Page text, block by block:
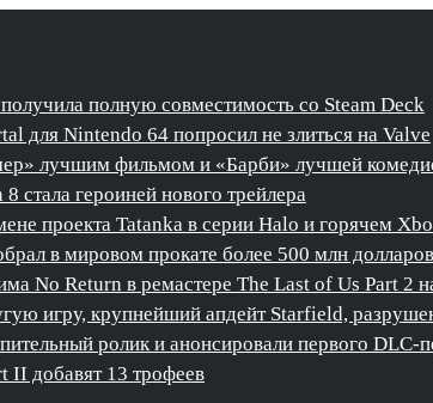
полную совместимость со Steam Deck
для Nintendo 64 попросил не злиться на Valve
лучшим фильмом и «Барби» лучшей
стала героиней нового трейлера
проекта Tatanka в серии Halo и горячем
в мировом прокате более 500 млн долларов
No Return в ремастере The Last of Us Part 2
игру, крупнейший апдейт Starfield,
ролик и анонсировали первого DLC-
II добавят 13 трофеев